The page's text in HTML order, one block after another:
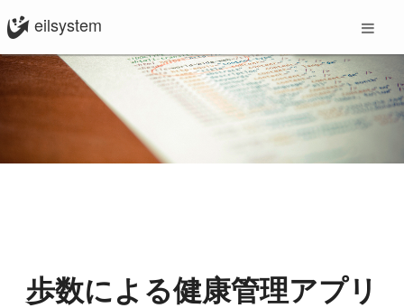
eilsystem
歩数による健康管理アプリ